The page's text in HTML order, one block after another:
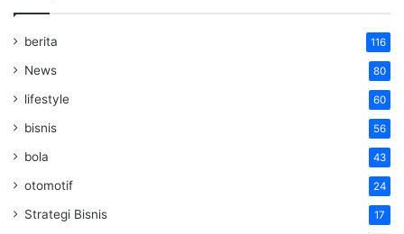
berita 116
News 80
lifestyle 60
bisnis 56
bola 43
otomotif 24
Strategi Bisnis 17